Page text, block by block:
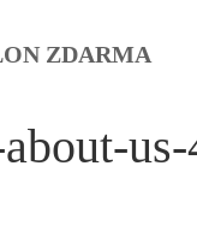
ZDARMA